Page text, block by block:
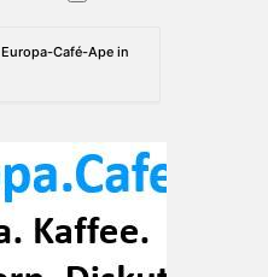
Europa-Café-Ape in